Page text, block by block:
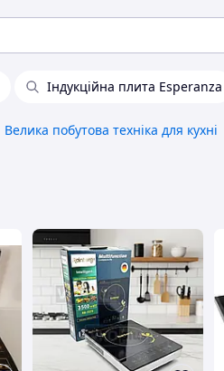
Індукційна плита Esperanza
Велика побутова техніка для кухні